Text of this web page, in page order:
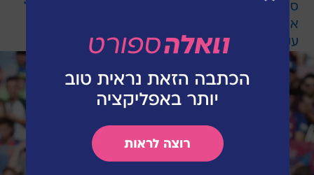
ספרד: ברצלונה שוב שמטה נקודות עם 1:1 ביתי מול
אתלטיק בילבאו
עקבו אחרי וואלה! ספורט באינסטגרם